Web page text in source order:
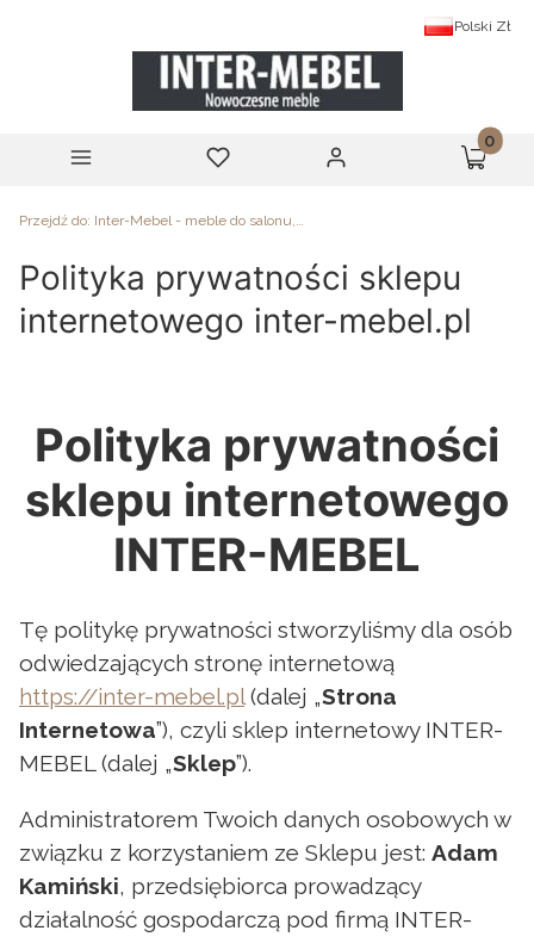
Polski Zł
Menu Ulubione Zaloguj się Koszyk
Przejdź do: Inter-Mebel - meble do salonu, sypialni i biura
Polityka prywatności sklepu
internetowego inter-mebel.pl
Polityka prywatności
sklepu internetowego
INTER-MEBEL
Tę politykę prywatności stworzyliśmy dla osób
odwiedzających stronę internetową
https://inter-mebel.pl(dalej „Strona
Internetowa”), czyli sklep internetowy INTER-
MEBEL (dalej „Sklep”).
Administratorem Twoich danych osobowych w
związku z korzystaniem ze Sklepu jest: Adam
Kamiński, przedsiębiorca prowadzący
działalność gospodarczą pod firmą INTER-